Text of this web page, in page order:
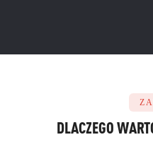
DLACZEGO